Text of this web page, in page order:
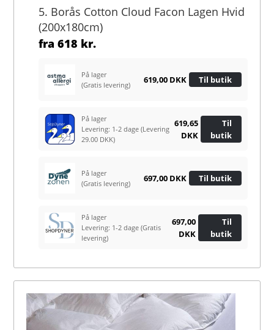
5. Borås Cotton Cloud Facon Lagen Hvid
(200x180cm)
fra618 kr.
På lager
(Gratis levering)
619,00 DKK Til butik
På lager
Levering: 1-2 dage(Levering
29.00 DKK)
619,65
DKK
Til
butik
På lager
(Gratis levering)
697,00 DKK Til butik
På lager
Levering: 1-2 dage(Gratis
levering)
697,00
DKK
Til
butik